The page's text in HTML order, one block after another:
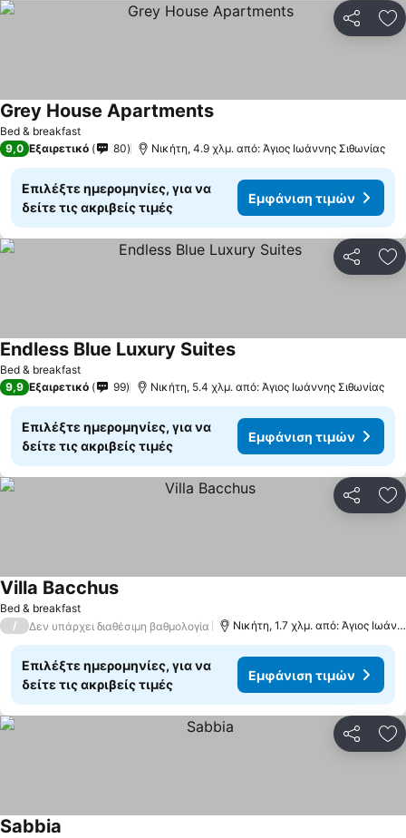
Bed & breakfast
Grey House Apartments
9,0 Εξαιρετικό 80 Νικήτη, 4.9 χλμ. από: Άγιος Ιωάννης Σιθωνίας
Επιλέξτε ημερομηνίες, για να
δείτε τις ακριβείς τιμές
Εμφάνιση τιμών
Bed & breakfast
Endless Blue Luxury Suites
9,9 Εξαιρετικό 99 Νικήτη, 5.4 χλμ. από: Άγιος Ιωάννης Σιθωνίας
Επιλέξτε ημερομηνίες, για να
δείτε τις ακριβείς τιμές
Εμφάνιση τιμών
Bed & breakfast
Villa Bacchus
/ Δεν υπάρχει διαθέσιμη βαθμολογία Νικήτη, 1.7 χλμ. από: Άγιος Ιωάννης Σιθωνίας
Επιλέξτε ημερομηνίες, για να
δείτε τις ακριβείς τιμές
Εμφάνιση τιμών
Sabbia